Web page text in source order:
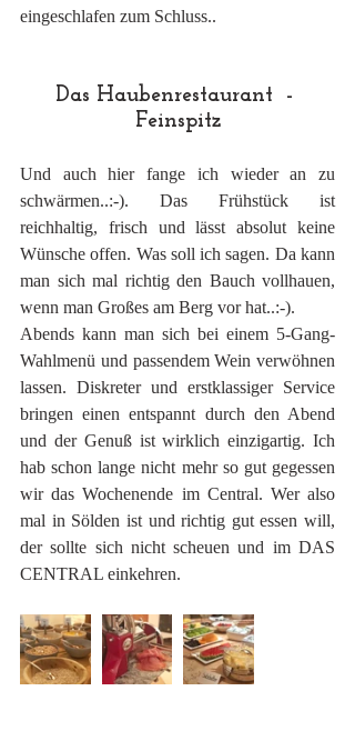
eingeschlafen zum Schluss..
Das Haubenrestaurant  -
Feinspitz
Und auch hier fange ich wieder an zu
schwärmen..:-). Das Frühstück ist
reichhaltig, frisch und lässt absolut keine
Wünsche offen. Was soll ich sagen. Da kann
man sich mal richtig den Bauch vollhauen,
wenn man Großes am Berg vor hat..:-).
Abends kann man sich bei einem 5-Gang-
Wahlmenü und passendem Wein verwöhnen
lassen. Diskreter und erstklassiger Service
bringen einen entspannt durch den Abend
und der Genuß ist wirklich einzigartig. Ich
hab schon lange nicht mehr so gut gegessen
wir das Wochenende im Central. Wer also
mal in Sölden ist und richtig gut essen will,
der sollte sich nicht scheuen und im DAS
CENTRAL einkehren.